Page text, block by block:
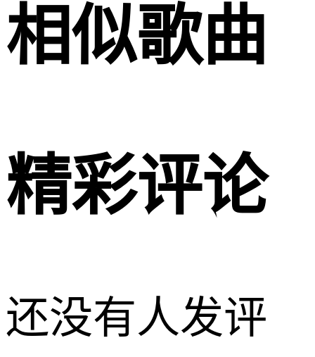
相似歌曲
精彩评论
还没有人发评